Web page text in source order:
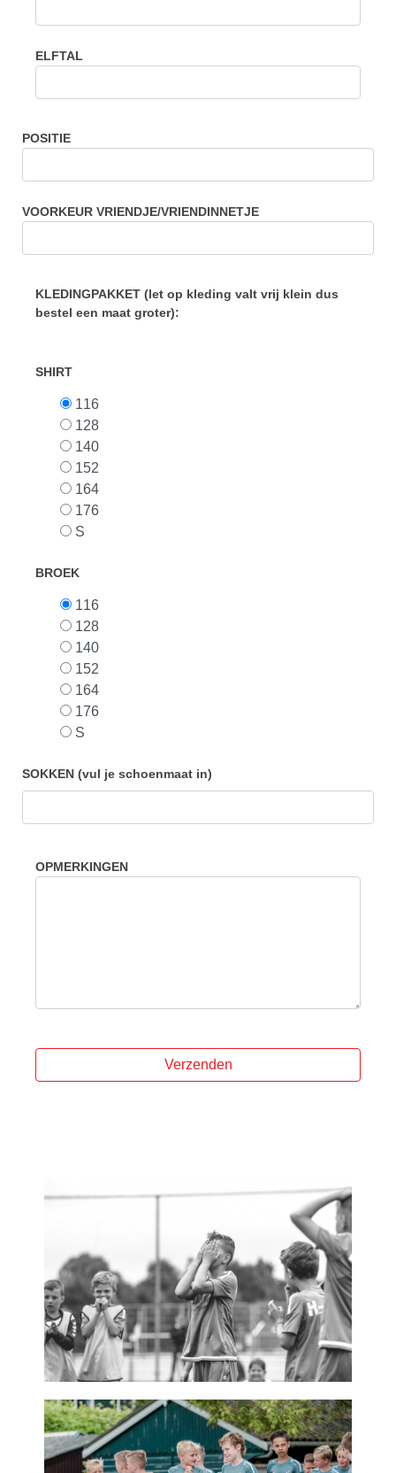
ELFTAL
POSITIE
VOORKEUR VRIENDJE/VRIENDINNETJE
KLEDINGPAKKET (let op kleding valt vrij klein dus
bestel een maat groter):
SHIRT
116
128
140
152
164
176
S
BROEK
116
128
140
152
164
176
S
SOKKEN (vul je schoenmaat in)
OPMERKINGEN